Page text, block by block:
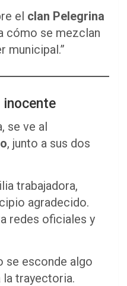
el clan Pelegrina
cómo se mezclan
municipal.”
inocente
se ve al
, junto a sus dos
trabajadora,
agradecido.
redes oficiales y
se esconde algo
la trayectoria.